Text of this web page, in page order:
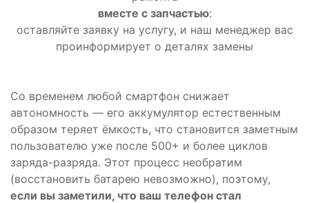
вместе с запчастью:
оставляйте заявку на услугу, и наш менеджер вас
проинформирует о деталях замены
Со временем любой смартфон снижает
автономность — его аккумулятор естественным
образом теряет ёмкость, что становится заметным
пользователю уже после 500+ и более циклов
заряда-разряда. Этот процесс необратим
(восстановить батарею невозможно), поэтому,
если вы заметили, что ваш телефон стал